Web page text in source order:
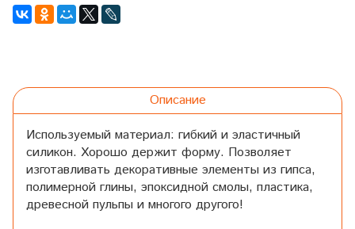
Описание
Используемый материал: гибкий и эластичный
силикон. Хорошо держит форму. Позволяет
изготавливать декоративные элементы из гипса,
полимерной глины, эпоксидной смолы, пластика,
древесной пульпы и многого другого!